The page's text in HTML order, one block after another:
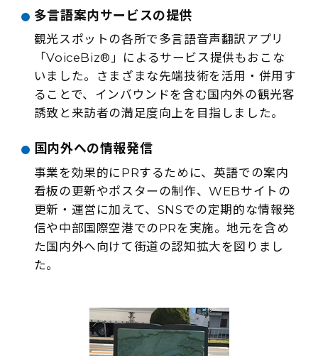
多言語案内サービスの提供
観光スポットの各所で多言語音声翻訳アプリ
「VoiceBiz®」によるサービス提供もおこな
いました。さまざまな先端技術を活用・併用す
ることで、インバウンドを含む国内外の観光客
誘致と来訪者の満足度向上を目指しました。
国内外への情報発信
事業を効果的にPRするために、英語での案内
看板の更新やポスターの制作、WEBサイトの
更新・運営に加えて、SNSでの定期的な情報発
信や中部国際空港でのPRを実施。地元を含め
た国内外へ向けて街道の認知拡大を図りまし
た。